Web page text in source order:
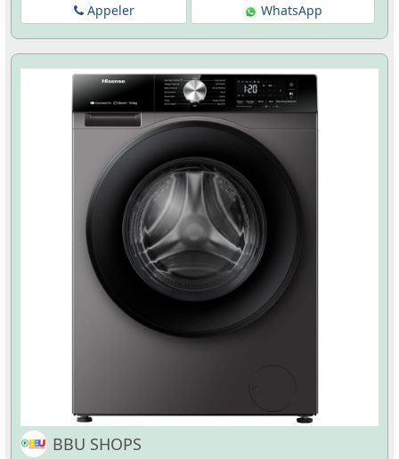
Appeler WhatsApp
BBU SHOPS